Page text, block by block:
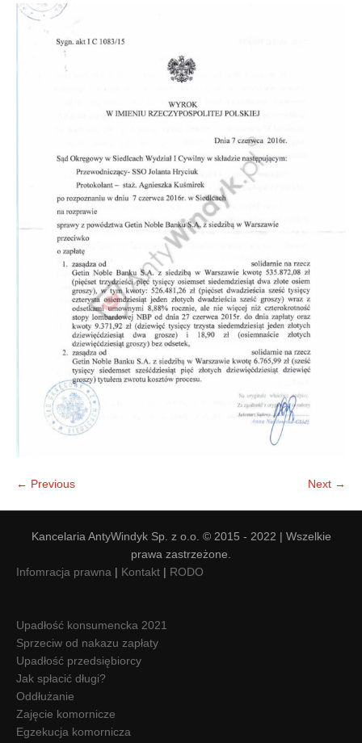
Doradztwo & konsulting Doradztwo & konsulting
← Previous Next →
Kancelaria AntyWindyk Sp. z o.o. © 2015 - 2022 | Wszelkie
prawa zastrzeżone.
Infomracja prawna | Kontakt | RODO
Upadłość konsumencka 2021
Sprzeciw od nakazu zapłaty
Upadłość przedsiębiorcy
Jak spłacić długi?
Oddłużanie
Zajęcie komornicze
Egzekucja komornicza